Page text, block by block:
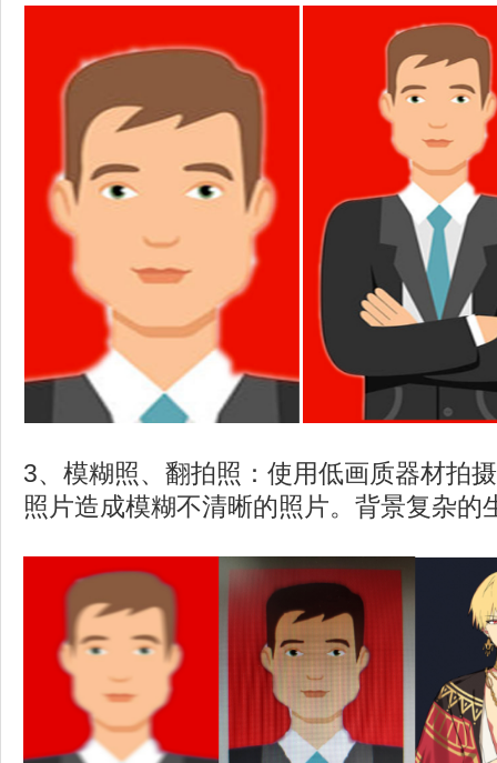
3、模糊照、翻拍照：使用低画质器材拍
照片造成模糊不清晰的照片。背景复杂的